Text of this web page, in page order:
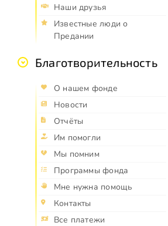
Наши друзья
Известные люди о
Предании
Благотворительность
О нашем фонде
Новости
Отчёты
Им помогли
Мы помним
Программы фонда
Мне нужна помощь
Контакты
Все платежи